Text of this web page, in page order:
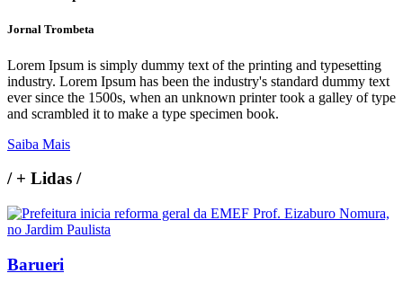
Jornal Trombeta
Lorem Ipsum is simply dummy text of the printing and typesetting
industry. Lorem Ipsum has been the industry's standard dummy text
ever since the 1500s, when an unknown printer took a galley of type
and scrambled it to make a type specimen book.
Saiba Mais
/+ Lidas /
Barueri